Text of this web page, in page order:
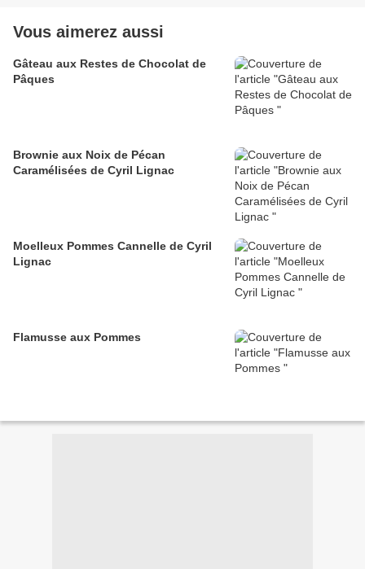
Vous aimerez aussi
Gâteau aux Restes de Chocolat de
Pâques
Brownie aux Noix de Pécan
Caramélisées de Cyril Lignac
Moelleux Pommes Cannelle de Cyril
Lignac
Flamusse aux Pommes